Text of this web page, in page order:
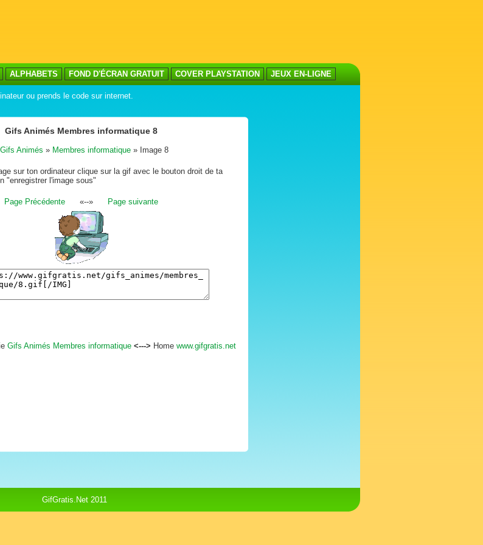
ALPHABETS FOND D'ÉCRAN GRATUIT COVER PLAYSTATION JEUX EN-LIGNE
ou prends le code sur internet.
Gifs Animés Membres informatique 8
Gifs Animés » Membres informatique » Image 8
sur ton ordinateur clique sur la gif avec le bouton droit de ta
"enregistrer l'image sous"
Page Précédente«--» Page suivante
Gifs Animés Membres informatique <---> Home www.gifgratis.net
GifGratis.Net 2011